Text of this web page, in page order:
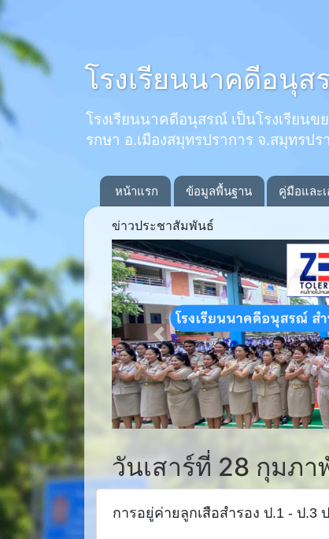
โรงเรียนนาคดีอนุ
โรงเรียนนาคดีอนุสรณ์ เป็นโรงเรียน
รกษา อ.เมืองสมุทรปราการ จ.สมุทรป
หน้าแรก ข้อมูลพื้นฐาน คู่มือและเ
ข่าวประชาสัมพันธ์
Previous
วันเสาร์ที่ 28 กุมภ
การอยู่ค่ายลูกเสือสำรอง ป.1 - ป.3